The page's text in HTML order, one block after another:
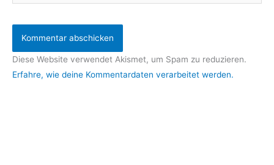
Diese Website verwendet Akismet, um Spam zu reduzieren.
Erfahre, wie deine Kommentardaten verarbeitet werden.